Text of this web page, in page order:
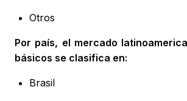
Otros
Por país, el mercado
básicos se clasifica en:
Brasil